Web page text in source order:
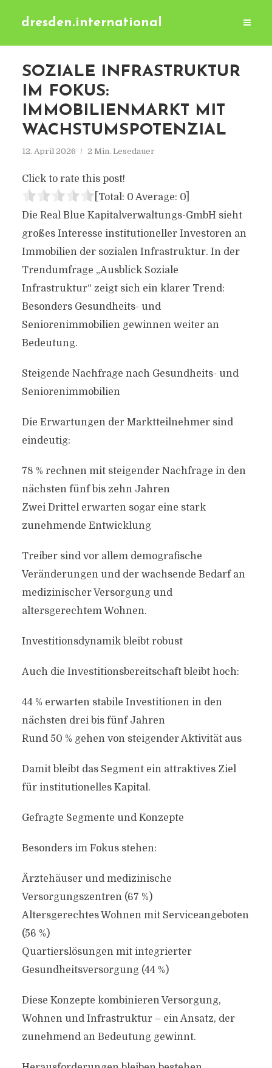
dresden.international
SOZIALE INFRASTRUKTUR
IM FOKUS:
IMMOBILIENMARKT MIT
WACHSTUMSPOTENZIAL
12. April 2026 2 Min. Lesedauer
Click to rate this post!
[Total: 0 Average: 0]
Die Real Blue Kapitalverwaltungs-GmbH sieht
großes Interesse institutioneller Investoren an
Immobilien der sozialen Infrastruktur. In der
Trendumfrage „Ausblick Soziale
Infrastruktur“ zeigt sich ein klarer Trend:
Besonders Gesundheits- und
Seniorenimmobilien gewinnen weiter an
Bedeutung.
Steigende Nachfrage nach Gesundheits- und
Seniorenimmobilien
Die Erwartungen der Marktteilnehmer sind
eindeutig:
78 % rechnen mit steigender Nachfrage in den
nächsten fünf bis zehn Jahren
Zwei Drittel erwarten sogar eine stark
zunehmende Entwicklung
Treiber sind vor allem demografische
Veränderungen und der wachsende Bedarf an
medizinischer Versorgung und
altersgerechtem Wohnen.
Investitionsdynamik bleibt robust
Auch die Investitionsbereitschaft bleibt hoch:
44 % erwarten stabile Investitionen in den
nächsten drei bis fünf Jahren
Rund 50 % gehen von steigender Aktivität aus
Damit bleibt das Segment ein attraktives Ziel
für institutionelles Kapital.
Gefragte Segmente und Konzepte
Besonders im Fokus stehen:
Ärztehäuser und medizinische
Versorgungszentren (67 %)
Altersgerechtes Wohnen mit Serviceangeboten
(56 %)
Quartierslösungen mit integrierter
Gesundheitsversorgung (44 %)
Diese Konzepte kombinieren Versorgung,
Wohnen und Infrastruktur – ein Ansatz, der
zunehmend an Bedeutung gewinnt.